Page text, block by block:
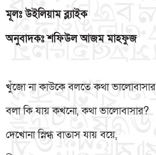
মূলঃ উইলিয়াম ব্ল্যাইক
অনুবাদকঃ শফিউল আজম মাহফুজ
খুঁজো না কাউকে বলতে কথা ভালোবাসার
বলা কি যায় কখনো, কথা ভালোবাসার?
দেখোনা স্নিগ্ধ বাতাস যায় বয়ে,